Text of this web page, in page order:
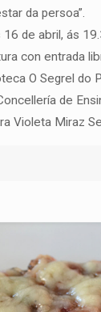
da persoa”.
de abril, ás
con entrada
O Segrel do
de
Violeta Miraz